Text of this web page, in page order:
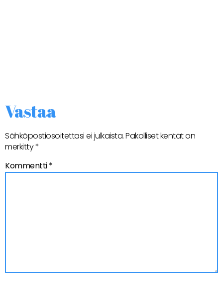
Vastaa
Sähköpostiosoitettasi ei julkaista.Pakolliset kentät on
merkitty*
Kommentti*